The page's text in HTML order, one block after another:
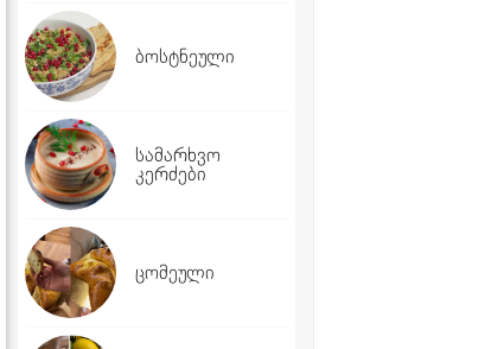
ბოსტნეული
სამარხვო
კერძები
ცომეული